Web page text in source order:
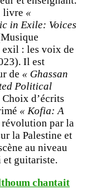
livre «
in Exile: Voices
exil : les voix de
Il est
de « Ghassan
Political
d’écrits
« Kofia: A
par la
la Palestine et
au niveau
guitariste.
chantait